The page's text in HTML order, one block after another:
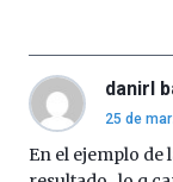
danirl
25 de
En el ejemplo de